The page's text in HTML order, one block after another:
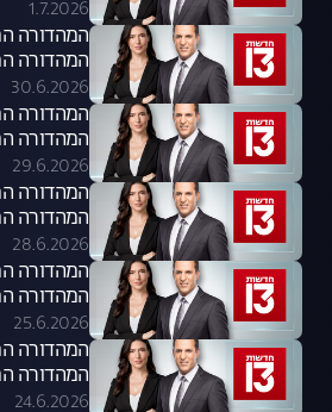
1.7.2026
המהדורה
30.6.2026
המהדורה
29.6.2026
המהדורה
28.6.2026
המהדורה
25.6.2026
המהדורה
24.6.2026